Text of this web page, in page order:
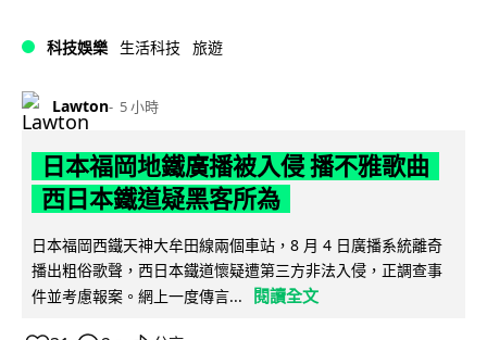
科技娛樂 生活科技 旅遊
Lawton 5 小時
日本福岡地鐵廣播被入侵 播不雅歌曲
西日本鐵道疑黑客所為
日本福岡西鐵天神大牟田線兩個車站，8 月 4 日廣播系統離奇
播出粗俗歌聲，西日本鐵道懷疑遭第三方非法入侵，正調查事
件並考慮報案。網上一度傳言...
閱讀全文